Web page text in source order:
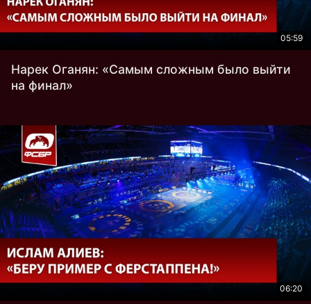
05:59
Нарек Оганян: «Самым сложным было выйти
на финал»
06:20